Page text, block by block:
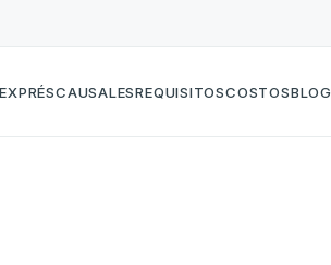
CAUSALESREQUISITOSCOSTOSBLOG